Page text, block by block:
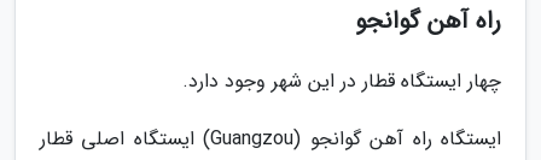
راه آهن گوانجو
چهار ایستگاه قطار در این شهر وجود دارد.
ایستگاه راه آهن گوانجو (Guangzou) ایستگاه اصلی قطار